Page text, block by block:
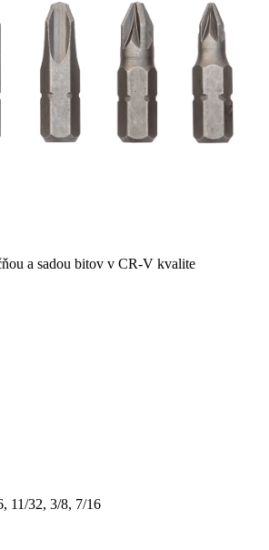
a sadou bitov v CR-V kvalite
11/32, 3/8, 7/16